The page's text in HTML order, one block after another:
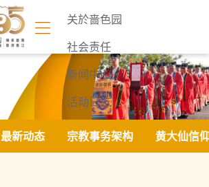
关於啬色园
社会责任
新闻中心
活动日志
联络我们
最新动态 宗教事务架构 黄大仙信